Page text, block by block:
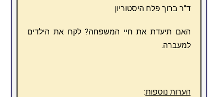
ד"ר ברוך פלח היסטוריון
האם תיעדת את חיי המשפחה? לקח את הילדים
למעברה.
הערות נוספות: